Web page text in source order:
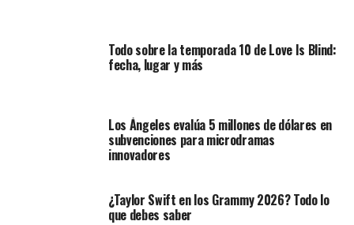
Todo sobre la temporada 10 de Love Is Blind:
fecha, lugar y más
Los Ángeles evalúa 5 millones de dólares en
subvenciones para microdramas
innovadores
¿Taylor Swift en los Grammy 2026? Todo lo
que debes saber